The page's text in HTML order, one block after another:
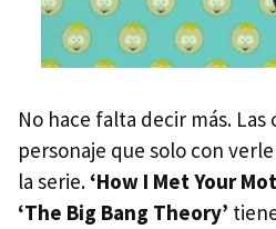
No hace falta decir más.
personaje que solo con
la serie. ‘How I Met Your
‘The Big Bang Theory’